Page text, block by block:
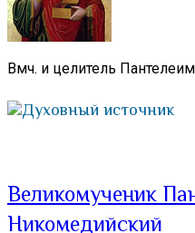
Вмч. и целитель
Духовный источник
Великомученик
Никомедийский